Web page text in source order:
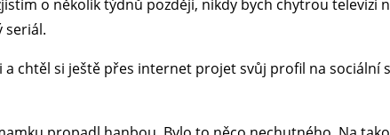
o několik týdnů později, nikdy bych chytrou televizi
seriál.
a chtěl si ještě přes internet projet svůj profil na sociální